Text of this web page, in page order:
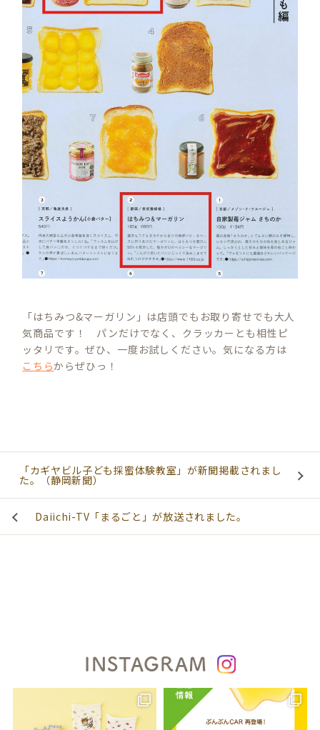
「はちみつ&マーガリン」は店頭でもお取り寄せでも大人
気商品です！ パンだけでなく、クラッカーとも相性ピ
ッタリです。ぜひ、一度お試しください。気になる方は
こちらからぜひっ！
「カギヤビル子ども採蜜体験教室」が新聞掲載されまし
た。（静岡新聞）
Daiichi-TV「まるごと」が放送されました。
INSTAGRAM